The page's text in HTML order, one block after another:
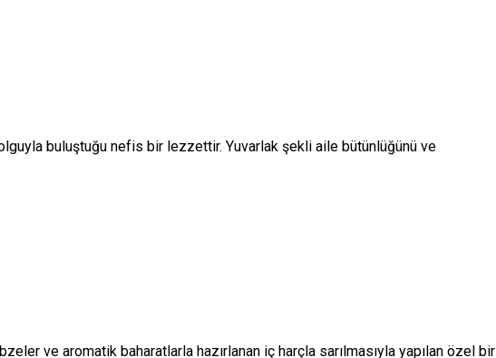
buluştuğu nefis bir lezzettir. Yuvarlak şekli aile bütünlüğünü ve
ve aromatik baharatlarla hazırlanan iç harçla sarılmasıyla yapılan özel bir